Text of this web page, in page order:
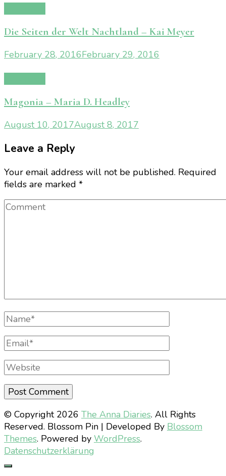
Die Seiten der Welt Nachtland – Kai Meyer
February 28, 2016February 29, 2016
Magonia – Maria D. Headley
August 10, 2017August 8, 2017
Leave a Reply
Your email address will not be published. Required
fields are marked *
Comment
Full
Name
Email
Website
© Copyright 2026 The Anna Diaries. All Rights
Reserved. Blossom Pin | Developed By Blossom
Themes. Powered by WordPress.
Datenschutzerklärung